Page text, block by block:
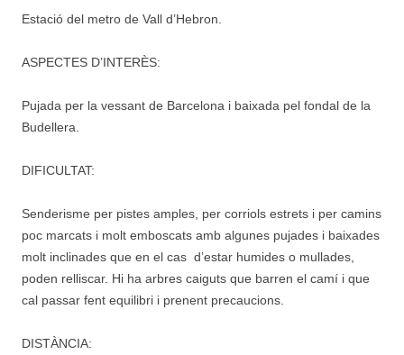
Estació del metro de Vall d’Hebron.
ASPECTES D’INTERÈS:
Pujada per la vessant de Barcelona i baixada pel fondal de la
Budellera.
DIFICULTAT:
Senderisme per pistes amples, per corriols estrets i per camins
poc marcats i molt emboscats amb algunes pujades i baixades
molt inclinades que en el cas d’estar humides o mullades,
poden relliscar. Hi ha arbres caiguts que barren el camí i que
cal passar fent equilibri i prenent precaucions.
DISTÀNCIA: